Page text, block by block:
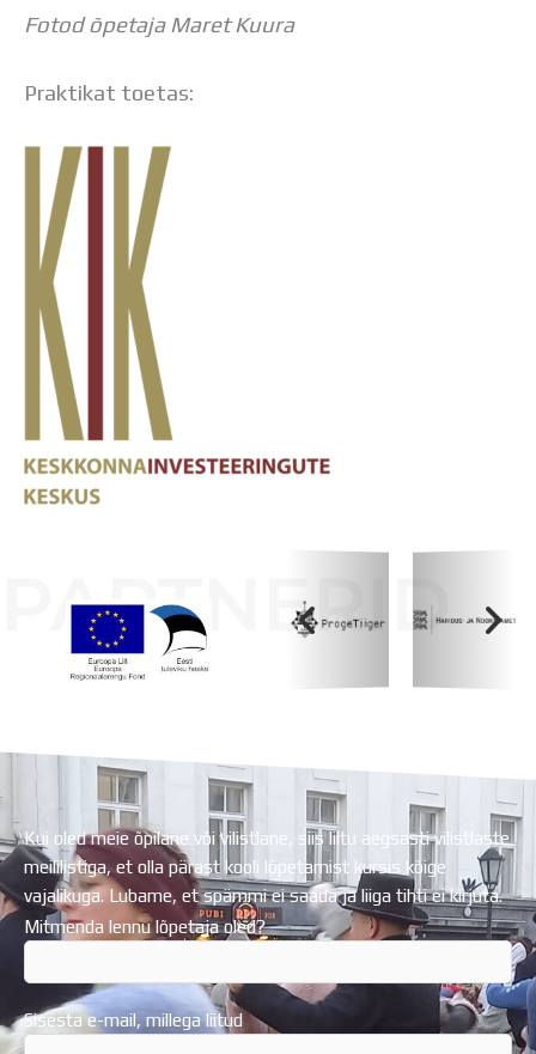
Fotod õpetaja Maret Kuura
Praktikat toetas:
PARTNERID
Kui oled meie õpilane või vilistlane, siis liitu aegsasti vilistlaste
meililistiga, et olla pärast kooli lõpetamist kursis kõige
vajalikuga. Lubame, et spämmi ei saada ja liiga tihti ei kirjuta.
Mitmenda lennu lõpetaja oled?
Sisesta e-mail, millega liitud